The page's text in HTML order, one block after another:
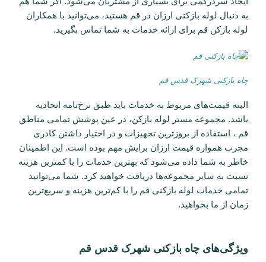
به دنبال لوله بازکنی ارزان در قم هستید، می‌توانید با همکاران
لوله بازکن قم برای ارائه خدمات به شما تماس بگیرید.
چاه بازکنی شهرک قدس قم
البته قیمت‌های مربوط به خدمات باید طبق نرخ‌نامه اتحادیه
باشد. مجموعه مستر لوله بازکن، در عین پوشش تمامی مناطق
قم ، استفاده از بروز‌ترین تجهیزات و در اختیار داشتن کادری
مجرب همواره قیمت ارزان برایش مهم بوده است. این اطمینان
خاطر به شما داده می‌شود که بهترین خدمات را با کمترین هزینه
نسبت به سایر مجموعه‌ها دریافت خواهید کرد. شما می‌توانید
تمامی خدمات لوله بازکنی قم را با کم‌ترین هزینه و سریع‌ترین
زمان از ما بخواهید.
ویژگی‌های چاه بازکنی شهرک قدس قم